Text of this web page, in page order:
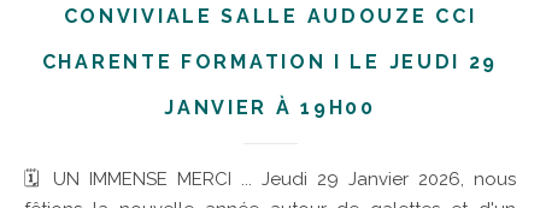
CONVIVIALE SALLE AUDOUZE CCI
CHARENTE FORMATION I LE JEUDI 29
JANVIER À 19H00
🗓 UN IMMENSE MERCI ... Jeudi 29 Janvier 2026, nous